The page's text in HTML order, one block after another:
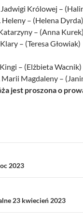
Jadwigi Królowej –
Heleny – (Helena Dyrda)
– (Anna Kurek)
– (Teresa Głowiak)
Kingi – (Elżbieta Wacnik)
Marii Magdaleny –
jest proszona o
2023
23 kwiecień 2023